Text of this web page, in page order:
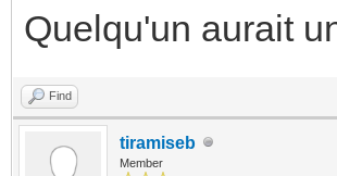
Quelqu'un aurait
Find
tiramiseb
Member